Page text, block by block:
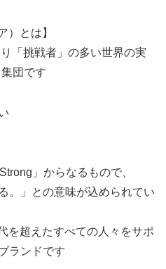
）とは】
「挑戦者」の多い世界の実
団です
」からなるもので、
。」との意味が込められてい
を超えたすべての人々をサポ
ランドです